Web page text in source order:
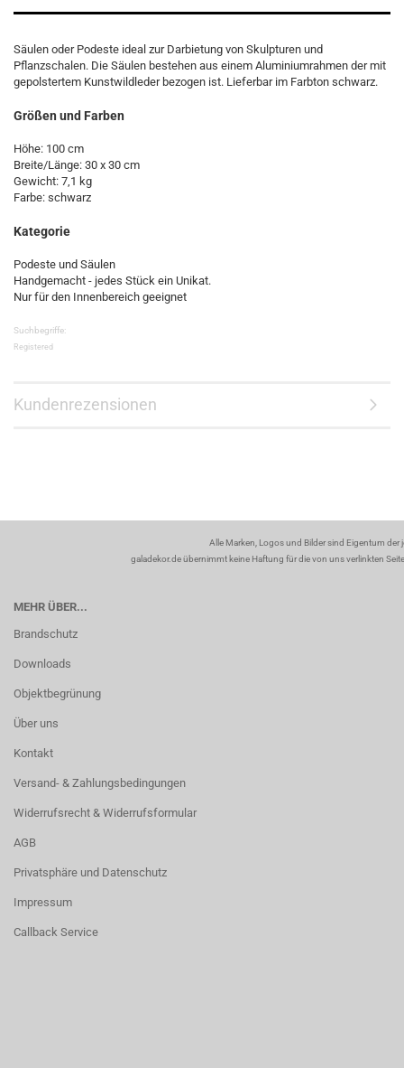
Säulen oder Podeste ideal zur Darbietung von Skulpturen und
Pflanzschalen. Die Säulen bestehen aus einem Aluminiumrahmen der mit
gepolstertem Kunstwildleder bezogen ist. Lieferbar im Farbton schwarz.
Größen und Farben
Höhe: 100 cm
Breite/Länge: 30 x 30 cm
Gewicht: 7,1 kg
Farbe: schwarz
Kategorie
Podeste und Säulen
Handgemacht - jedes Stück ein Unikat.
Nur für den Innenbereich geeignet
Suchbegriffe:
Registered
Kundenrezensionen
Alle Marken, Logos und Bilder sind Eigentum
galadekor.de übernimmt keine Haftung für die von uns verlinkten
MEHR ÜBER...
Brandschutz
Downloads
Objektbegrünung
Über uns
Kontakt
Versand- & Zahlungsbedingungen
Widerrufsrecht & Widerrufsformular
AGB
Privatsphäre und Datenschutz
Impressum
Callback Service